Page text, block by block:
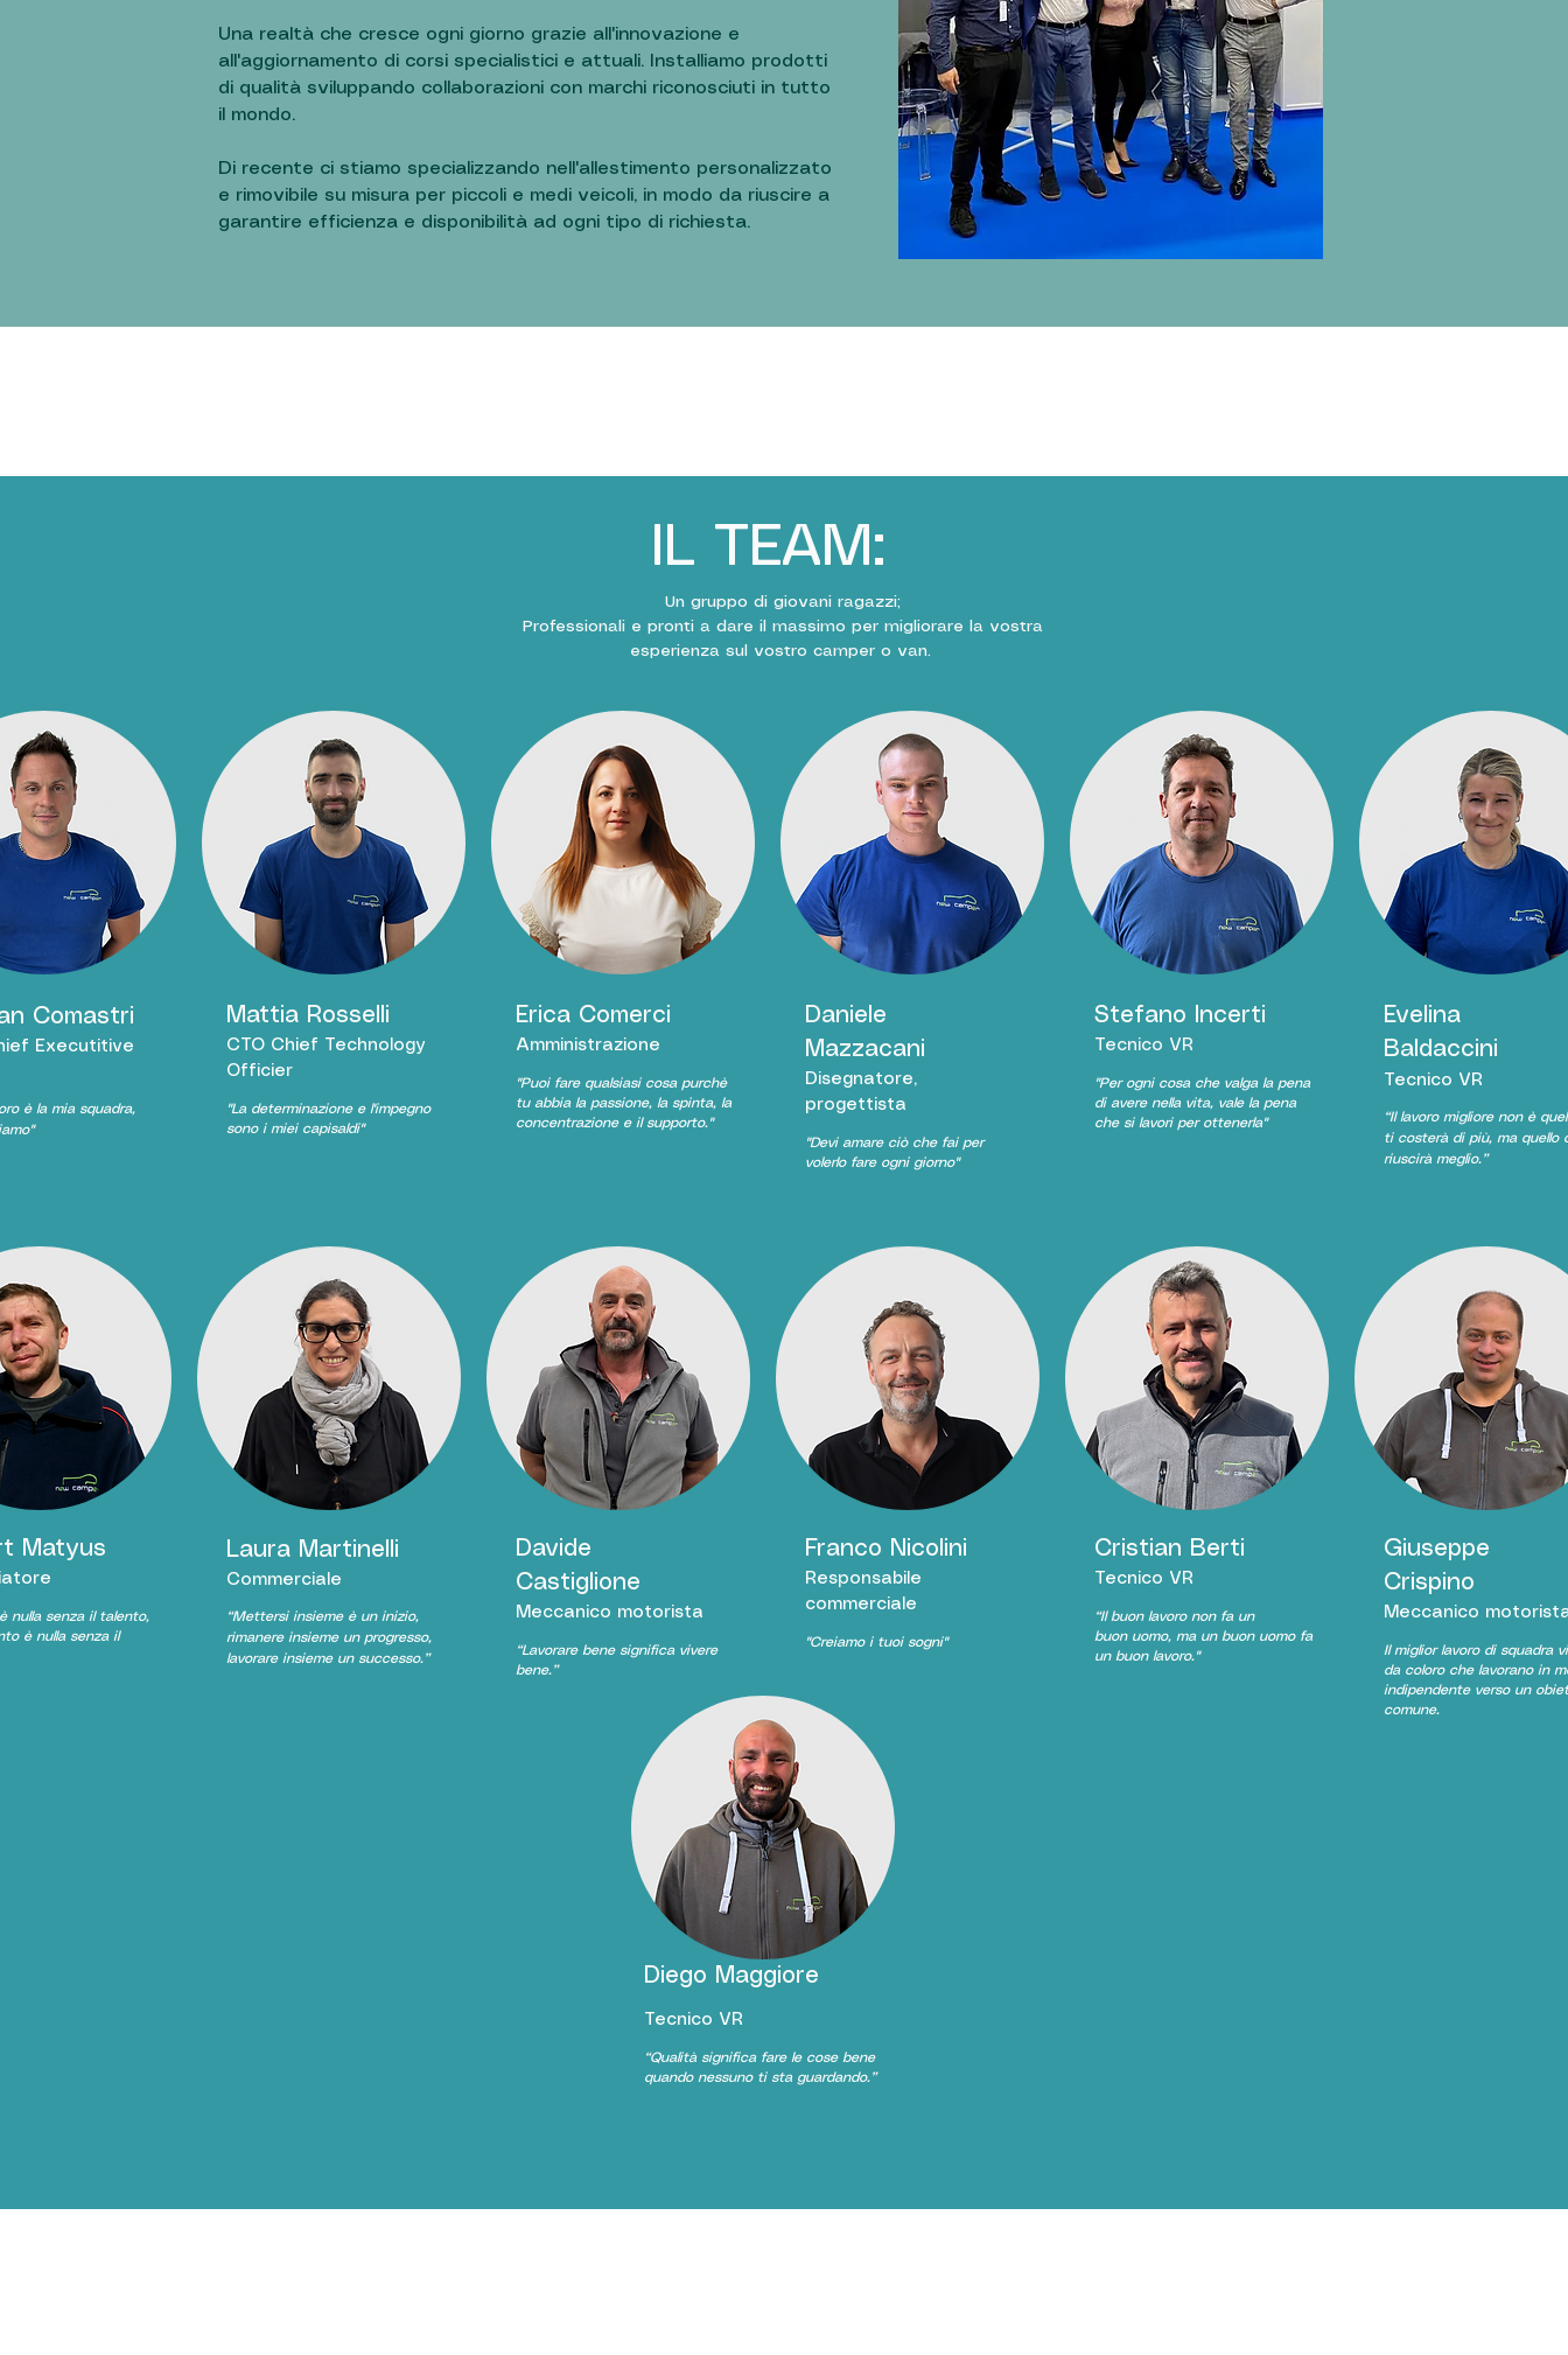
Una realtà che cresce ogni giorno grazie all'innovazione e
all'aggiornamento di corsi specialistici e attuali. Installiamo prodotti
di qualità sviluppando collaborazioni con marchi riconosciuti in tutto
il mondo.
Di recente ci stiamo specializzando nell'allestimento personalizzato
e rimovibile su misura per piccoli e medi veicoli, in modo da riuscire a
garantire efficienza e disponibilità ad ogni tipo di richiesta.
IL TEAM:
Un gruppo di giovani ragazzi;
Professionali e pronti a dare il massimo per migliorare la vostra
esperienza sul vostro camper o van.
Comastri
Executitive
è la mia squadra,
Mattia Rosselli
CTO Chief Technology
Officier
"La determinazione e l'impegno
sono i miei capisaldi"
Erica Comerci
Amministrazione
"Puoi fare qualsiasi cosa purchè
tu abbia la passione, la spinta, la
concentrazione e il supporto."
Daniele
Mazzacani
Disegnatore,
progettista
"Devi amareciò che fai per
volerlo fareogni giorno"
Stefano Incerti
Tecnico VR
"Per ogni cosa che valga la pena
di avere nella vita, vale la pena
che si lavori per ottenerla"
Evelina
Baldaccini
Tecnico VR
“Il lavoromigliore non è
ti costerà di più, ma quello
riuscirà meglio.”
Matyus
nulla senza il talento,
è nulla senza il
Laura Martinelli
Commerciale
​“Mettersi insieme è un inizio,
rimanere insieme un progresso,
lavorare insieme un successo.”
Davide
Castiglione
Meccanico motorista
​“Lavorare bene significa vivere
bene.”
Franco Nicolini
Responsabile
commerciale
"Creiamo i tuoi sogni"
Cristian Berti
Tecnico VR
“Il buon lavoronon fa un
buon uomo, ma un buon uomofa
un buon lavoro."
Giuseppe
Crispino
Meccanico
Il miglior lavoro di squadra
da coloro che lavorano in
indipendente verso un
comune.
Diego Maggiore
Tecnico VR
“Qualitàsignifica farele cosebene
quando nessuno ti sta guardando.”